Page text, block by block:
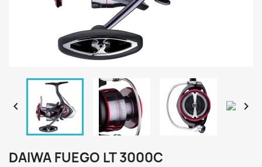
 
DAIWA FUEGO LT 3000C